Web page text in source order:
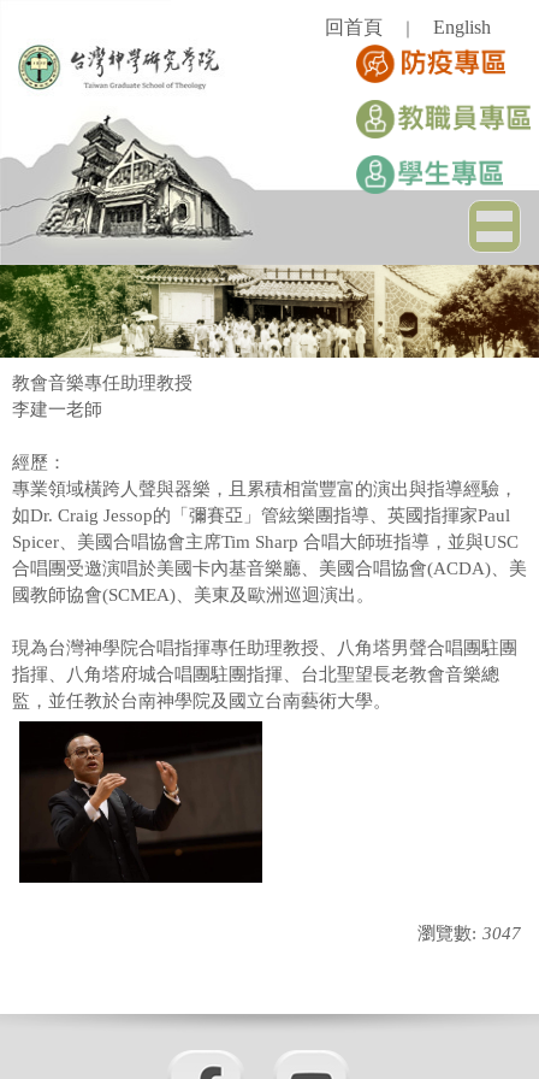
主
區
回首頁 English
教會音樂專任助理教授
李建一老師
經歷：
專業領域橫跨人聲與器樂，且累積相當豐富的演出與指導經驗，
如Dr. Craig Jessop的「彌賽亞」管絃樂團指導、英國指揮家Paul
Spicer、美國合唱協會主席Tim Sharp 合唱大師班指導，並與USC
合唱團受邀演唱於美國卡內基音樂廳、美國合唱協會(ACDA)、美
國教師協會(SCMEA)、美東及歐洲巡迴演出。
現為台灣神學院合唱指揮專任助理教授、八角塔男聲合唱團駐團
指揮、八角塔府城合唱團駐團指揮、台北聖望長老教會音樂總
監，並任教於台南神學院及國立台南藝術大學。
瀏覽數: 3047